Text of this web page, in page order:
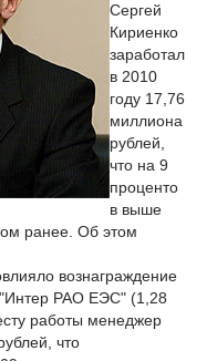
Сергей
Кириенко
заработал
в 2010
году 17,76
миллиона
рублей,
что на 9
проценто
в выше
ранее. Об этом
вознаграждение
"Интер РАО ЕЭС" (1,28
работы менеджер
что